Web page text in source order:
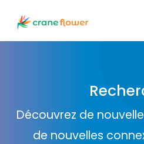
Découvrez de
de nouvelles